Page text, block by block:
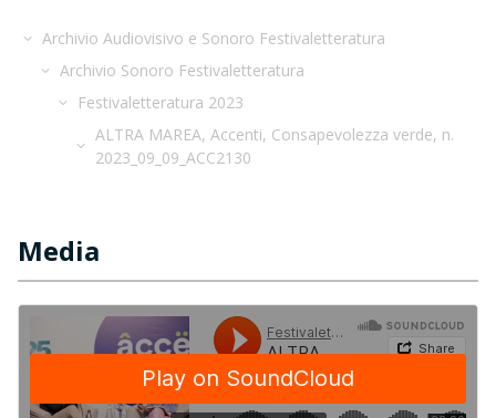
Archivio Audiovisivo e Sonoro Festivaletteratura
Archivio Sonoro Festivaletteratura
Festivaletteratura 2023
ALTRA MAREA, Accenti, Consapevolezza verde, n.
2023_09_09_ACC2130
Media